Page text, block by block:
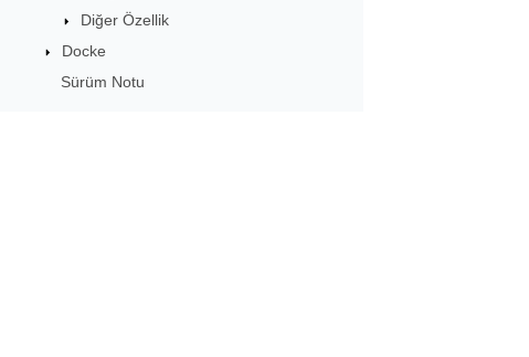
Diğer Özellik
Docke
Sürüm Notu